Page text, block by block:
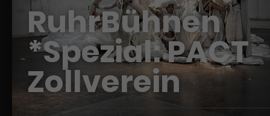
RuhrBühnen
*Spezial: PACT
Zollverein